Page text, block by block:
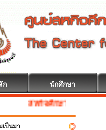
ก นักศึกษา
สหกิจศึกษา ยินดีต้อนรับ
ป็นมา